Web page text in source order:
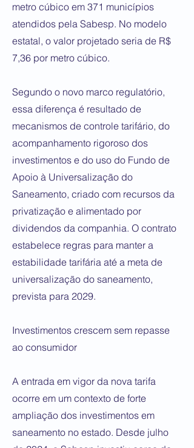
metro cúbico em 371 municípios
atendidos pela Sabesp. No modelo
estatal, o valor projetado seria de R$
7,36 por metro cúbico.
Segundo o novo marco regulatório,
essa diferença é resultado de
mecanismos de controle tarifário, do
acompanhamento rigoroso dos
investimentos e do uso do Fundo de
Apoio à Universalização do
Saneamento, criado com recursos da
privatização e alimentado por
dividendos da companhia. O contrato
estabelece regras para manter a
estabilidade tarifária até a meta de
universalização do saneamento,
prevista para 2029.
Investimentos crescem sem repasse
ao consumidor
A entrada em vigor da nova tarifa
ocorre em um contexto de forte
ampliação dos investimentos em
saneamento no estado. Desde julho